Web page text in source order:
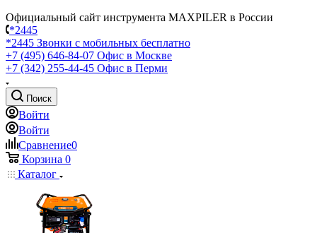
Официальный сайт инструмента MAXPILER в России
*2445
*2445 Звонки с мобильных бесплатно
+7 (495) 646-84-07 Офис в Москве
+7 (342) 255-44-45 Офис в Перми
Поиск
Войти
Войти
Сравнение0
Корзина 0
Каталог